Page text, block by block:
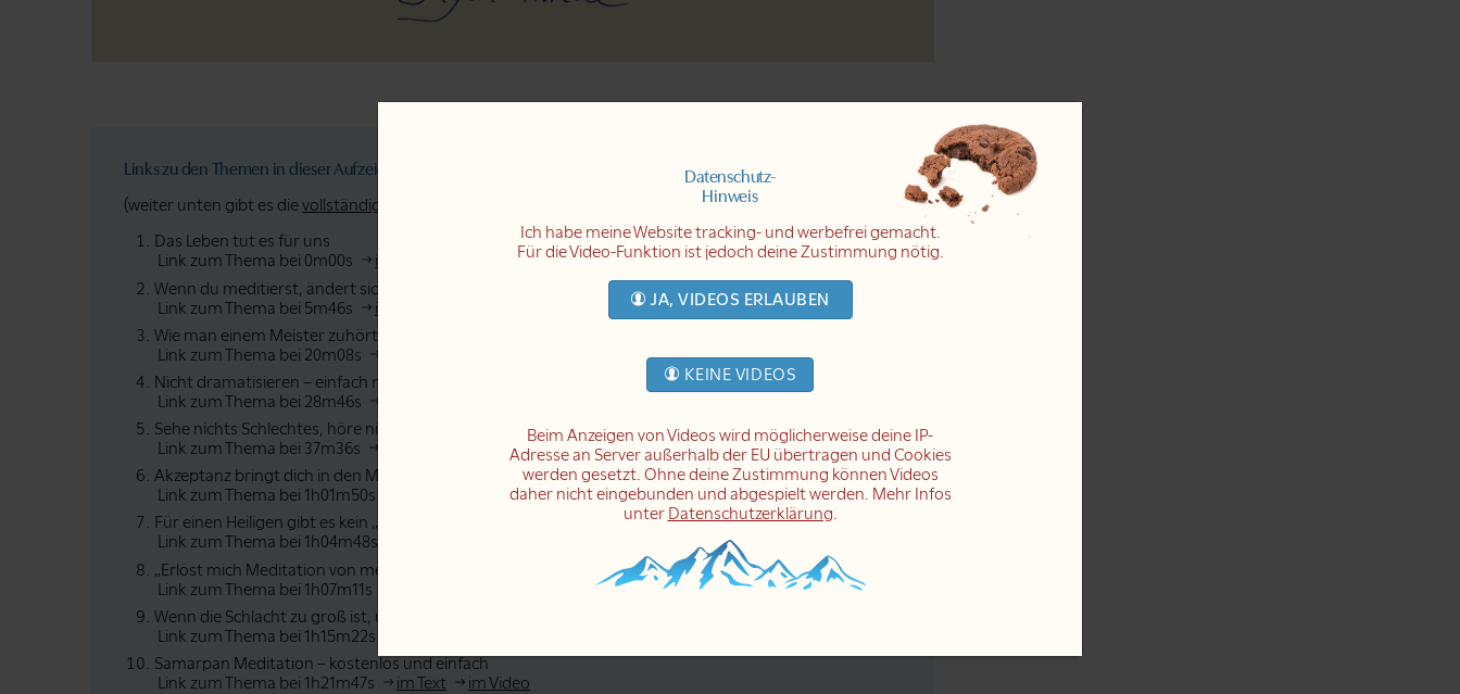
Links zu den Themen in dieser Aufzeichnung:
(weiter unten gibt es dievollständige Abschrift
Das Leben tut es für uns
Link zum Thema bei 0m00s
im Text
Wenn du meditierst, ändert sich dein Chef
Link zum Thema bei 5m46s
im Text
Wie man einem Meister zuhört
Link zum Thema bei 20m08s
Nicht dramatisieren – einfach meditieren
Link zum Thema bei 28m46s
Sehe nichts Schlechtes, höre nichts Schlechtes
Link zum Thema bei 37m36s
im Video
Akzeptanz bringt dich in den Moment
Link zum Thema bei 1h01m50s
im Video
Für einen Heiligen gibt es kein „und dann“
Link zum Thema bei 1h04m48s
„Erlöst mich Meditation von meinen Süchten?“
Link zum Thema bei 1h07m11s
Wenn die Schlacht zu groß ist, überlasse sie Gott
Link zum Thema bei 1h15m22s
Samarpan Meditation – kostenlos und einfach
Link zum Thema bei 1h21m47s
im Text
im Video
Datenschutz-
Hinweis
Ich habe meine Website tracking- und werbefrei gemacht.
Für die Video-Funktion ist jedoch deine Zustimmung nötig.
JA, VIDEOS ERLAUBEN
KEINE VIDEOS
Beim Anzeigen von Videos wird möglicherweise deine IP-
Adresse an Server außerhalb der EU übertragen und Cookies
werden gesetzt. Ohne deine Zustimmung können Videos
daher nicht eingebunden und abgespielt werden. Mehr Infos
unter Datenschutzerklärung.